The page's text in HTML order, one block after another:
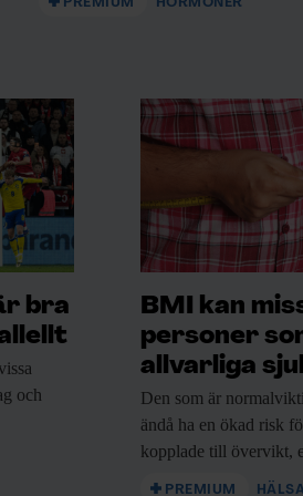
PREMIUM HORMONER
bra
och
BMI kan
personer
allvarliga
Den som är
ändå ha en ökad risk
kopplade till övervikt,
PREMIUM HÄLSA